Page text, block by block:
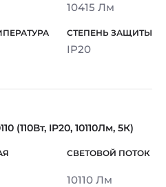
10415 Лм
IP20
(110Вт, IP20, 10110Лм, 5К)
10110 Лм